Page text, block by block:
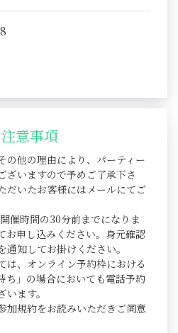
意事項
他の理由により、パーティー
ざいますので予めご了承下さ
だいたお客様にはメールにてご
催時間の30分前までになりま
お申し込みください。身元確認
知してお掛けください。
、オンライン予約枠における
ち」の場合においても電話予約
ます。
規約をお読みいただきご同意